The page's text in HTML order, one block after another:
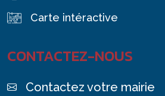
Carte intéractive
CONTACTEZ-NOUS
Contactez votre mairie